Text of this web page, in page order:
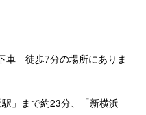
車　徒歩7分の場所にありま
」まで約23分、「新横浜